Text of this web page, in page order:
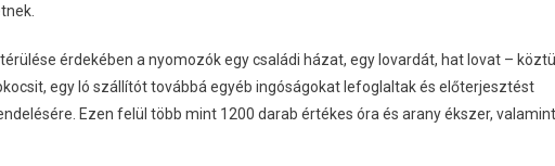
érdekében a nyomozók egy családi házat, egy lovardát, hat lovat –
egy ló szállítót továbbá egyéb ingóságokat lefoglaltak és előterjesztést
Ezen felül több mint 1200 darab értékes óra és arany ékszer, valamint